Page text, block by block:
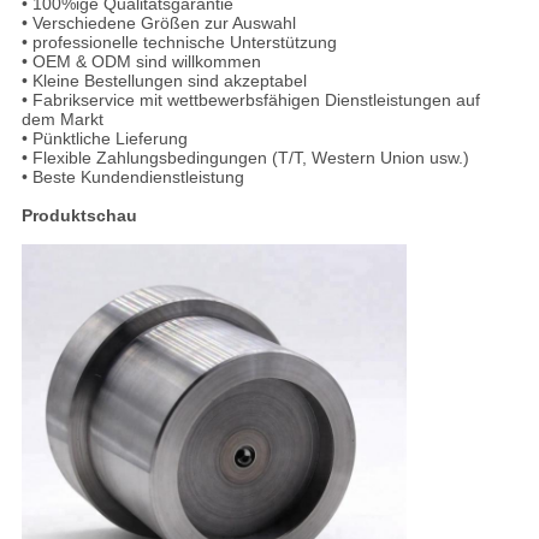
• 100%ige Qualitätsgarantie
• Verschiedene Größen zur Auswahl
• professionelle technische Unterstützung
• OEM & ODM sind willkommen
• Kleine Bestellungen sind akzeptabel
• Fabrikservice mit wettbewerbsfähigen Dienstleistungen auf
dem Markt
• Pünktliche Lieferung
• Flexible Zahlungsbedingungen (T/T, Western Union usw.)
• Beste Kundendienstleistung
Produktschau